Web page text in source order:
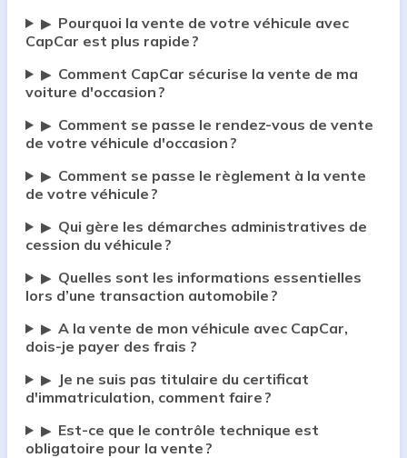
▶ Pourquoi la vente de votre véhicule avec
CapCar est plus rapide ?
▶ Comment CapCar sécurise la vente de ma
voiture d'occasion ?
▶ Comment se passe le rendez-vous de vente
de votre véhicule d'occasion ?
▶ Comment se passe le règlement à la vente
de votre véhicule ?
▶ Qui gère les démarches administratives de
cession du véhicule ?
▶ Quelles sont les informations essentielles
lors d’une transaction automobile ?
▶ A la vente de mon véhicule avec CapCar,
dois-je payer des frais ?
▶
Je ne suis pas titulaire du certificat
d'immatriculation, comment faire ?
▶ Est-ce que le contrôle technique est
obligatoire pour la vente ?